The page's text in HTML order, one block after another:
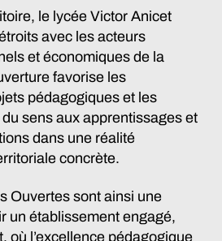
le lycée Victor Anicet
avec les acteurs
et économiques de la
favorise les
pédagogiques et les
sens aux apprentissages et
dans une réalité
concrète.
Ouvertes sont ainsi une
un établissement engagé,
où l’excellence pédagogique